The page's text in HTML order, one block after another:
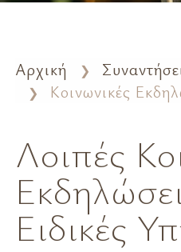
Αρχική
Κοινωνικές
Λοιπές
Ειδικές